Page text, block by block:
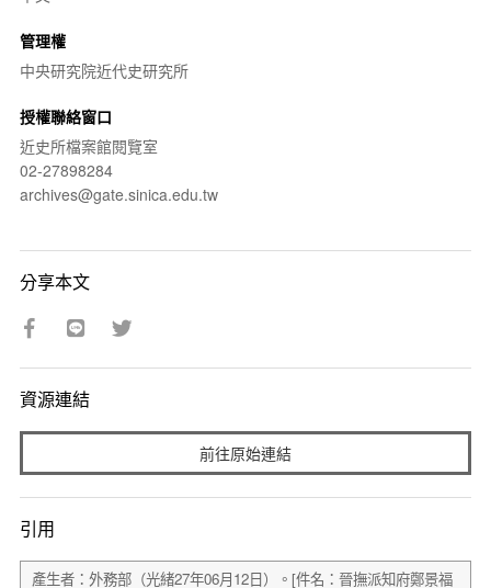
管理權
中央研究院近代史研究所
授權聯絡窗口
近史所檔案館閱覽室
02-27898284
archives@gate.sinica.edu.tw
分享本文
資源連結
前往原始連結
引用